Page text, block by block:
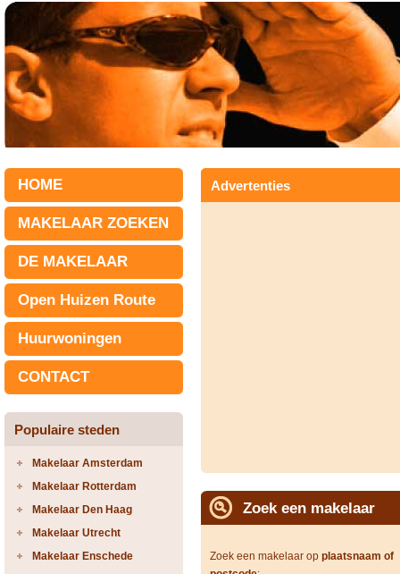
HOME
MAKELAAR ZOEKEN
DE MAKELAAR
Open Huizen Route
Huurwoningen
CONTACT
Populaire steden
Makelaar Amsterdam
Makelaar Rotterdam
Makelaar Den Haag
Makelaar Utrecht
Makelaar Enschede
Advertenties
Zoek een makelaar
Zoek een makelaar op plaatsnaam of